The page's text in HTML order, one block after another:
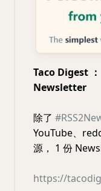
Taco Digest ：
Newsletter
除了
YouTube、
源， 1 份
https://